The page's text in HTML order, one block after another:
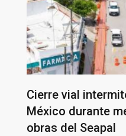
Cierre vial
México durante
obras del Seapal